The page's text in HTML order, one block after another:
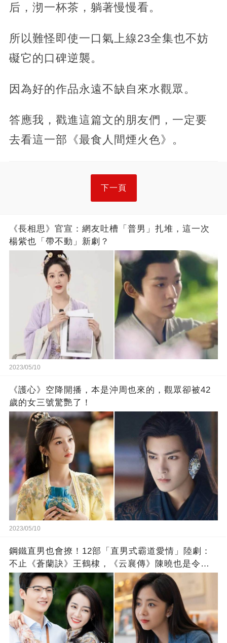
后，沏一杯茶，躺著慢慢看。
所以難怪即使一口氣上線23全集也不妨
礙它的口碑逆襲。
因為好的作品永遠不缺自來水觀眾。
答應我，戳進這篇文的朋友們，一定要
去看這一部《最食人間煙火色》。
下一頁
《長相思》官宣：網友吐槽「普男」扎堆，這一次
楊紫也「帶不動」新劇？
2023/05/10
《護心》空降開播，本是沖周也來的，觀眾卻被42
歲的女三號驚艷了！
2023/05/10
鋼鐵直男也會撩！12部「直男式霸道愛情」陸劇：
不止《蒼蘭訣》王鶴棣，《云襄傳》陳曉也是令人
心動的霸道男主！